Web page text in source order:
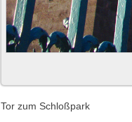
Tor zum Schloßpark